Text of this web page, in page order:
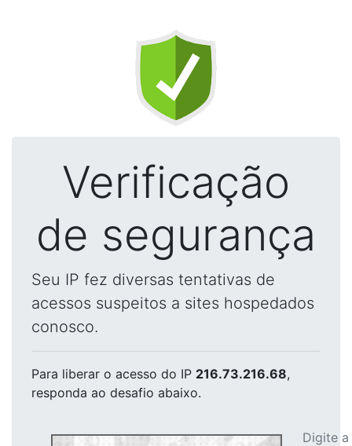
Verificação
de segurança
Seu IP fez diversas tentativas de
acessos suspeitos a sites hospedados
conosco.
Para liberar o acesso do IP 216.73.216.68,
responda ao desafio abaixo.
Digite